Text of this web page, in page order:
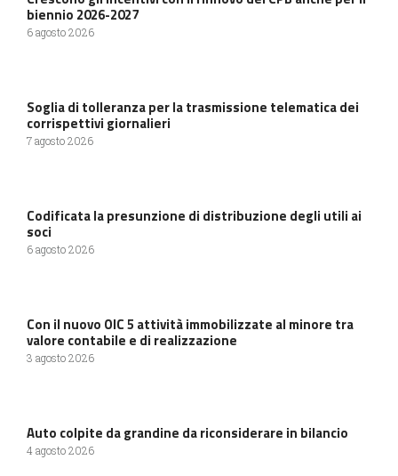
biennio 2026-2027
6 agosto 2026
Soglia di tolleranza per la trasmissione telematica dei
corrispettivi giornalieri
7 agosto 2026
Codificata la presunzione di distribuzione degli utili ai
soci
6 agosto 2026
Con il nuovo OIC 5 attività immobilizzate al minore tra
valore contabile e di realizzazione
3 agosto 2026
Auto colpite da grandine da riconsiderare in bilancio
4 agosto 2026